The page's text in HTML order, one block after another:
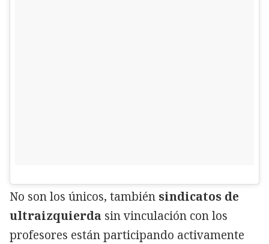
No son los únicos, también sindicatos de
ultraizquierda sin vinculación con los
profesores están participando activamente